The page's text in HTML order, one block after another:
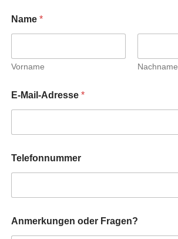
Name *
Vorname Nachname
n
m
r
u
n
g
n
E-Mail-Adresse *
Telefonnummer
Anmerkungen oder Fragen?